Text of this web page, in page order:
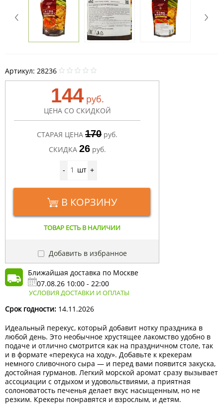
Артикул: 28236
144 руб.
ЦЕНА СО СКИДКОЙ
СТАРАЯ ЦЕНА 170 руб.
СКИДКА 26 руб.
- шт +
В КОРЗИНУ
ТОВАР ЕСТЬ В НАЛИЧИИ
Добавить в избранное
Ближайшая доставка по Москве
07.08.26 10:00 - 22:00
УСЛОВИЯ ДОСТАВКИ И ОПЛАТЫ
Срок годности: 14.11.2026
Идеальный перекус, который добавит нотку праздника в
любой день. Это необычное хрустящее лакомство удобно в
подаче и отлично смотрится как на праздничном столе, так
и в формате «перекуса на ходу». Добавьте к крекерам
немного сливочного сыра — и перед вами появится закуска,
достойная гурманов. Легкий морской аромат сразу вызывает
ассоциации с отдыхом и удовольствиями, а приятная
солоноватость печенья делает вкус насыщенным, но не
резким. Крекеры понравятся и взрослым, и детям.